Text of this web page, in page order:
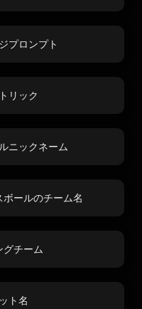
プロンプト
リック
ニックネーム
ールのチーム名
グチーム
ト名